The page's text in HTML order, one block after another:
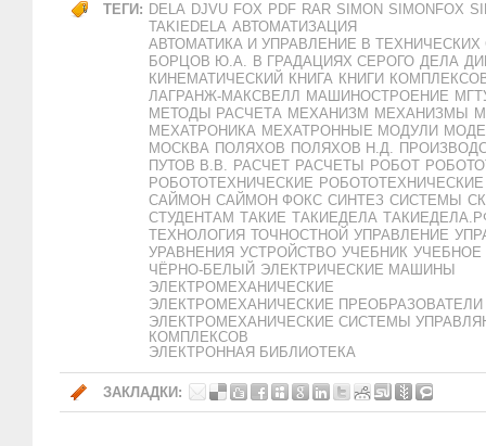
ТЕГИ: DELA DJVU FOX PDF RAR SIMON SIMONFOX
TAKIEDELA АВТОМАТИЗАЦИЯ
АВТОМАТИКА И УПРАВЛЕНИЕ В
БОРЦОВ Ю.А. В ГРАДАЦИЯХ СЕРОГО ДЕЛА
КИНЕМАТИЧЕСКИЙ КНИГА КНИГИ
ЛАГРАНЖ-МАКСВЕЛЛ МАШИНОСТРОЕНИЕ
МЕТОДЫ РАСЧЕТА МЕХАНИЗМ МЕХАНИЗМЫ
МЕХАТРОНИКА МЕХАТРОННЫЕ МОДУЛИ
МОСКВА ПОЛЯХОВ ПОЛЯХОВ Н.Д.
ПУТОВ В.В. РАСЧЕТ РАСЧЕТЫ РОБОТ
РОБОТОТЕХНИЧЕСКИЕ
САЙМОН САЙМОН ФОКС СИНТЕЗ СИСТЕМЫ
СТУДЕНТАМ ТАКИЕ ТАКИЕДЕЛА
ТЕХНОЛОГИЯ ТОЧНОСТНОЙ УПРАВЛЕНИЕ
УРАВНЕНИЯ УСТРОЙСТВО УЧЕБНИК
ЧЁРНО-БЕЛЫЙ ЭЛЕКТРИЧЕСКИЕ МАШИНЫ
ЭЛЕКТРОМЕХАНИЧЕСКИЕ
ЭЛЕКТРОМЕХАНИЧЕСКИЕ ПРЕОБРАЗОВАТЕЛИ
ЭЛЕКТРОМЕХАНИЧЕСКИЕ СИСТЕМЫ
КОМПЛЕКСОВ
ЭЛЕКТРОННАЯ БИБЛИОТЕКА
ЗАКЛАДКИ: